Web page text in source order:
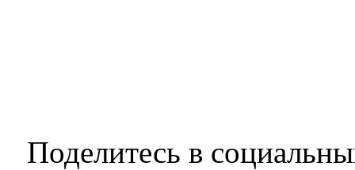
Поделитесь в